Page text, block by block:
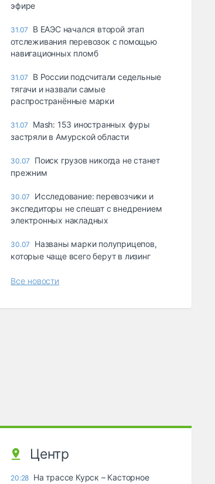
эфире
31.07
В ЕАЭС начался второй этап
отслеживания перевозок с помощью
навигационных пломб
31.07
В России подсчитали седельные
тягачи и назвали самые
распространённые марки
31.07
Mash: 153 иностранных фуры
застряли в Амурской области
30.07
Поиск грузов никогда не станет
прежним
30.07
Исследование: перевозчики и
экспедиторы не спешат с внедрением
электронных накладных
30.07
Названы марки полуприцепов,
которые чаще всего берут в лизинг
Все новости
Центр
20:28 На трассе Курск – Касторное